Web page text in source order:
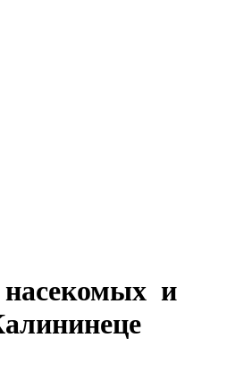
насекомых и